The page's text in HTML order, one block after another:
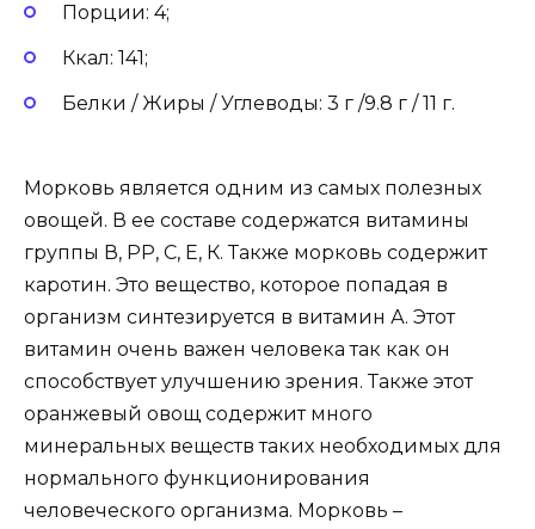
Порции: 4;
Ккал: 141;
Белки / Жиры / Углеводы: 3 г /9.8 г / 11 г.
Морковь является одним из самых полезных
овощей. В ее составе содержатся витамины
группы В, РР, С, Е, К. Также морковь содержит
каротин. Это вещество, которое попадая в
организм синтезируется в витамин А. Этот
витамин очень важен человека так как он
способствует улучшению зрения. Также этот
оранжевый овощ содержит много
минеральных веществ таких необходимых для
нормального функционирования
человеческого организма. Морковь –